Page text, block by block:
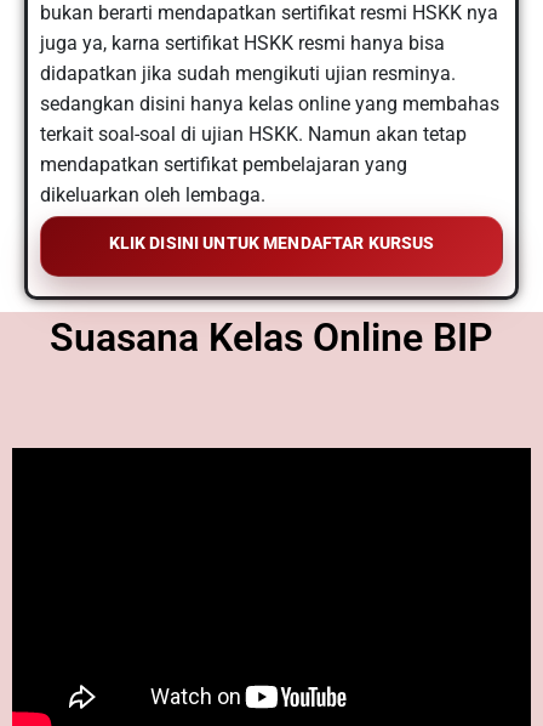
bukan berarti mendapatkan sertifikat resmi HSKK nya
juga ya, karna sertifikat HSKK resmi hanya bisa
didapatkan jika sudah mengikuti ujian resminya.
sedangkan disini hanya kelas online yang membahas
terkait soal-soal di ujian HSKK. Namun akan tetap
mendapatkan sertifikat pembelajaran yang
dikeluarkan oleh lembaga.
KLIK DISINI UNTUK MENDAFTAR KURSUS
Suasana Kelas Online BIP